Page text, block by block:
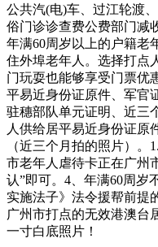
公共汽(电)车、过江轮渡
俗门诊诊查费公费部门减
年满60周岁以上的户籍老
住外埠老年人。选择打点
门玩耍也能够享受门票优
平易近身份证原件、军官
驻穗部队单元证明、近三
人供给居平易近身份证原
（近三个月拍的照片）。
市老年人虐待卡正在广州
认”即可。4、年满60周岁
实施法子》法令援帮前提
广州市打点的无效港澳台
一寸白底照片！